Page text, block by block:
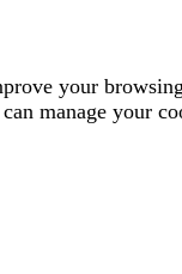
your
manage your